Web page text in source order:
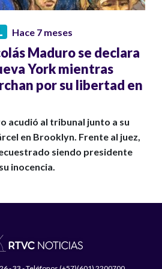
Hace 7 meses
Maduro se declara
York mientras
por su libertad en
acudió al tribunal junto a su
en Brooklyn. Frente al juez,
siendo presidente
inocencia.